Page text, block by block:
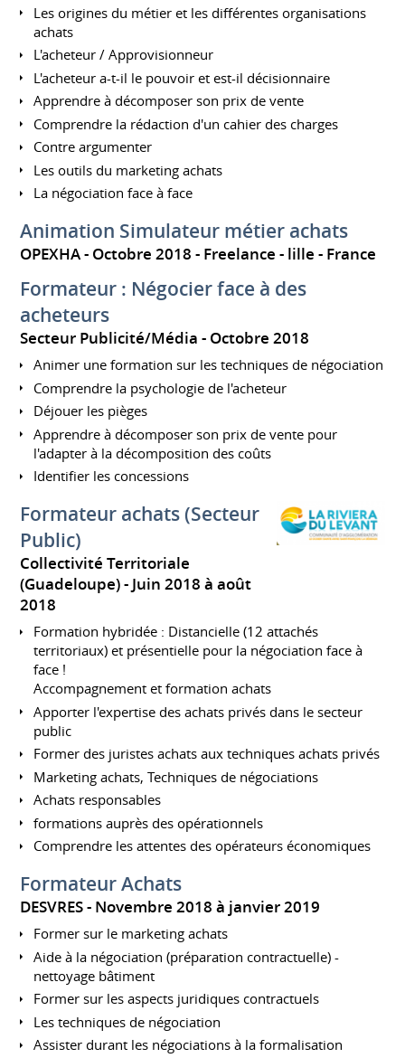
Les origines du métier et les différentes organisations
achats
L'acheteur / Approvisionneur
L'acheteur a-t-il le pouvoir et est-il décisionnaire
Apprendre à décomposer son prix de vente
Comprendre la rédaction d'un cahier des charges
Contre argumenter
Les outils du marketing achats
La négociation face à face
Animation Simulateur métier achats
OPEXHA Octobre 2018 Freelance lille France
Formateur : Négocier face à des
acheteurs
Secteur Publicité/Média Octobre 2018
Animer une formation sur les techniques de négociation
Comprendre la psychologie de l'acheteur
Déjouer les pièges
Apprendre à décomposer son prix de vente pour
l'adapter à la décomposition des coûts
Identifier les concessions
Formateur achats (Secteur
Public)
Collectivité Territoriale
(Guadeloupe)
Juin 2018 à août
2018
Formation hybridée : Distancielle (12 attachés
territoriaux) et présentielle pour la négociation face à
face !
Accompagnement et formation achats
Apporter l'expertise des achats privés dans le secteur
public
Former des juristes achats aux techniques achats privés
Marketing achats, Techniques de négociations
Achats responsables
formations auprès des opérationnels
Comprendre les attentes des opérateurs économiques
Formateur Achats
DESVRES Novembre 2018 à janvier 2019
Former sur le marketing achats
Aide à la négociation (préparation contractuelle) -
nettoyage bâtiment
Former sur les aspects juridiques contractuels
Les techniques de négociation
Assister durant les négociations à la formalisation